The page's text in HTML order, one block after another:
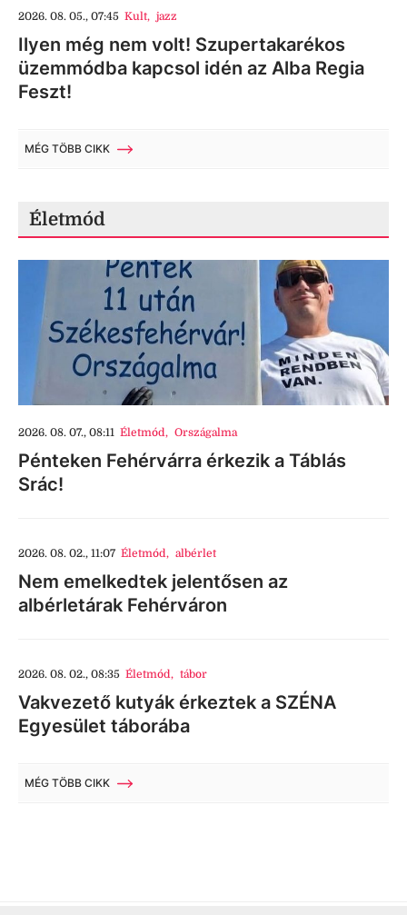
2026. 08. 05., 07:45 Kult, jazz
Ilyen még nem volt! Szupertakarékos
üzemmódba kapcsol idén az Alba Regia
Feszt!
MÉG TÖBB CIKK
Életmód
2026. 08. 07., 08:11 Életmód, Országalma
Pénteken Fehérvárra érkezik a Táblás
Srác!
2026. 08. 02., 11:07 Életmód, albérlet
Nem emelkedtek jelentősen az
albérletárak Fehérváron
2026. 08. 02., 08:35 Életmód, tábor
Vakvezető kutyák érkeztek a SZÉNA
Egyesület táborába
MÉG TÖBB CIKK